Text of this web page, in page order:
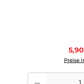
Preise
Produkt Anzahl: